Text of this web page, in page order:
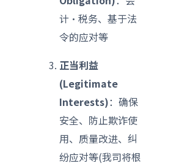
计·税务、基于法
令的应对等
正当利益
(Legitimate
Interests)：确保
安全、防止欺诈使
用、质量改进、纠
纷应对等(我司将根